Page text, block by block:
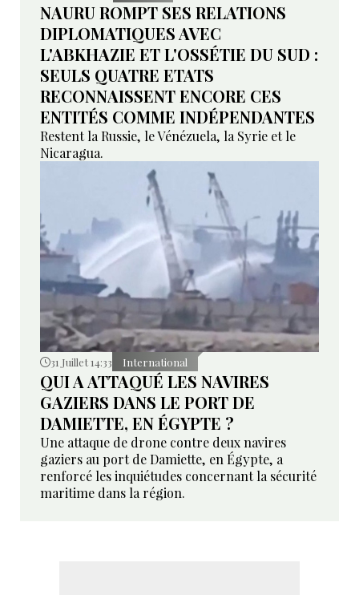
NAURU ROMPT SES RELATIONS
DIPLOMATIQUES AVEC
L'ABKHAZIE ET L'OSSÉTIE DU SUD :
SEULS QUATRE ETATS
RECONNAISSENT ENCORE CES
ENTITÉS COMME INDÉPENDANTES
Restent la Russie, le Vénézuela, la Syrie et le
Nicaragua.
31 Juillet 14:33 International
QUI A ATTAQUÉ LES NAVIRES
GAZIERS DANS LE PORT DE
DAMIETTE, EN ÉGYPTE ?
Une attaque de drone contre deux navires
gaziers au port de Damiette, en Égypte, a
renforcé les inquiétudes concernant la sécurité
maritime dans la région.